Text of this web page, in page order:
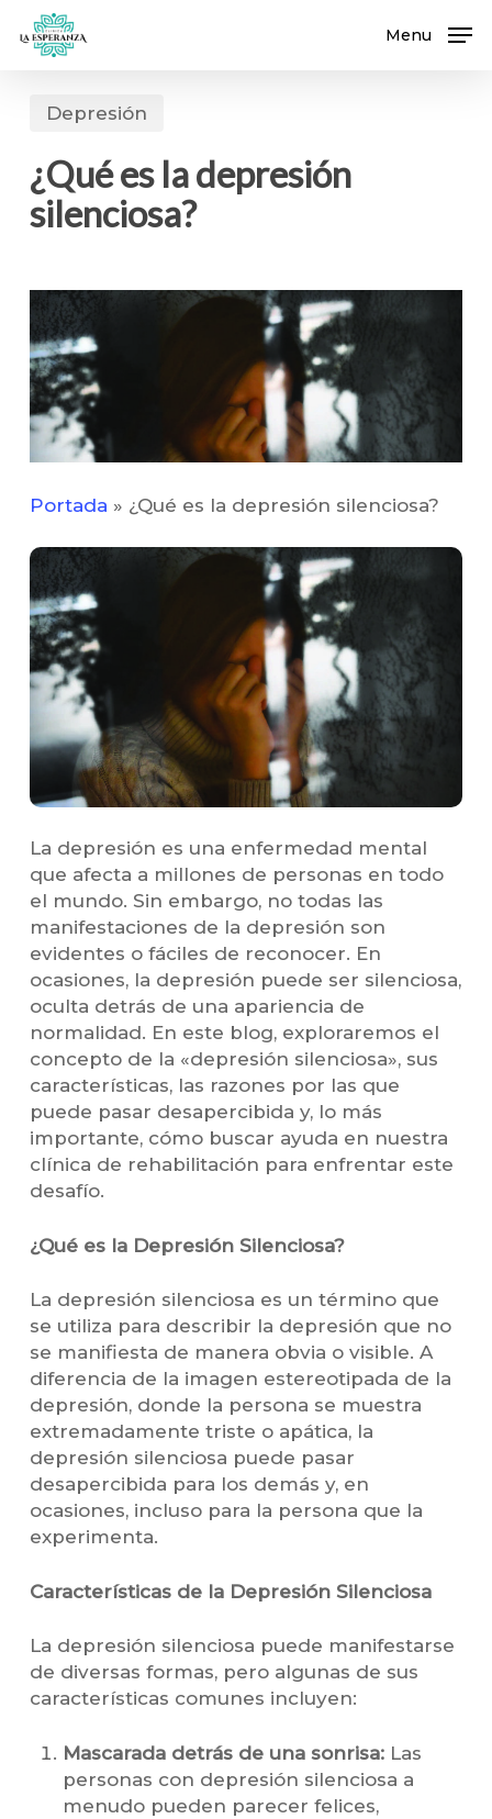
Menu
Depresión
¿Qué es la depresión
silenciosa?
Portada » ¿Qué es la depresión silenciosa?
La depresión es una enfermedad mental
que afecta a millones de personas en todo
el mundo. Sin embargo, no todas las
manifestaciones de la depresión son
evidentes o fáciles de reconocer. En
ocasiones, la depresión puede ser silenciosa,
oculta detrás de una apariencia de
normalidad. En este blog, exploraremos el
concepto de la «depresión silenciosa», sus
características, las razones por las que
puede pasar desapercibida y, lo más
importante, cómo buscar ayuda en nuestra
clínica de rehabilitación para enfrentar este
desafío.
¿Qué es la Depresión Silenciosa?
La depresión silenciosa es un término que
se utiliza para describir la depresión que no
se manifiesta de manera obvia o visible. A
diferencia de la imagen estereotipada de la
depresión, donde la persona se muestra
extremadamente triste o apática, la
depresión silenciosa puede pasar
desapercibida para los demás y, en
ocasiones, incluso para la persona que la
experimenta.
Características de la Depresión Silenciosa
La depresión silenciosa puede manifestarse
de diversas formas, pero algunas de sus
características comunes incluyen:
Mascarada detrás de una sonrisa:Las
personas con depresión silenciosa a
menudo pueden parecer felices,